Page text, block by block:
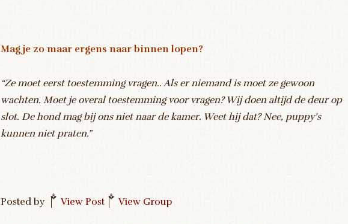
Mag je zo maar ergens naar binnen lopen?
“Ze moet eerst toestemming vragen.. Als er niemand is moet ze gewoon
wachten. Moet je overal toestemming voor vragen? Wij doen altijd de deur op
slot. De hond mag bij ons niet naar de kamer. Weet hij dat? Nee, puppy’s
kunnen niet praten.”
Posted by | View Post | View Group